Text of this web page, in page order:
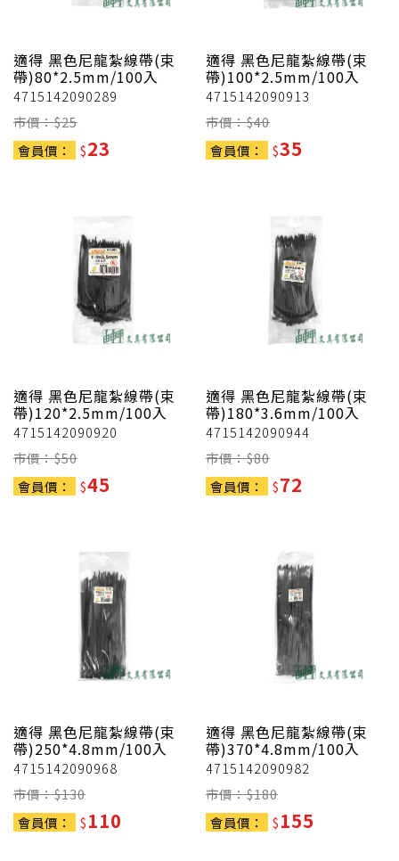
適得 黑色尼龍紮線帶(束
帶)80*2.5mm/100入
4715142090289
市價：$25
會員價：
$23
適得 黑色尼龍紮線帶(束
帶)100*2.5mm/100入
4715142090913
市價：$40
會員價：
$35
適得 黑色尼龍紮線帶(束
帶)120*2.5mm/100入
4715142090920
市價：$50
會員價：
$45
適得 黑色尼龍紮線帶(束
帶)180*3.6mm/100入
4715142090944
市價：$80
會員價：
$72
適得 黑色尼龍紮線帶(束
帶)250*4.8mm/100入
4715142090968
市價：$130
會員價：
$110
適得 黑色尼龍紮線帶(束
帶)370*4.8mm/100入
4715142090982
市價：$180
會員價：
$155